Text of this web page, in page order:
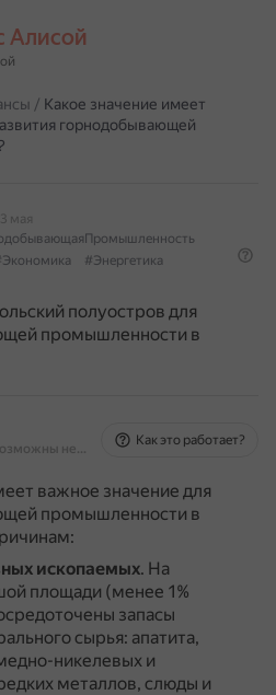
Алисой
/ Какое значение имеет
горнодобывающей
13 мая
#Энергетика
полуостров для
промышленности в
На основе источников, возможны неточности
Как это работает?
важное значение для
промышленности в
ископаемых. На
площади (менее 1%
запасы
сырья: апатита,
никелевых и
металлов, слюды и